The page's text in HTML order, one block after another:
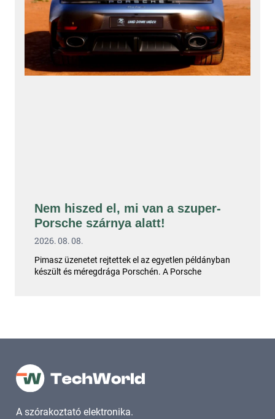
Nem hiszed el, mi van a szuper-
Porsche szárnya alatt!
2026. 08. 08.
Pimasz üzenetet rejtettek el az egyetlen példányban
készült és méregdrága Porschén. A Porsche
A szórakoztató elektronika.